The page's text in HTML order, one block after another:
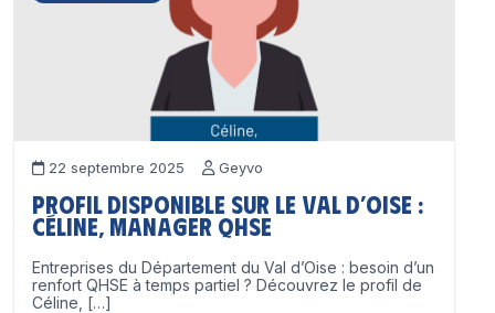
22 septembre 2025 Geyvo
Profil disponible sur le Val d’Oise :
Céline, Manager QHSE
Entreprises du Département du Val d’Oise : besoin d’un
renfort QHSE à temps partiel ? Découvrez le profil de
Céline, […]